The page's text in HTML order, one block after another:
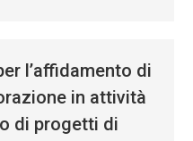
l’affidamento di
in attività
di progetti di